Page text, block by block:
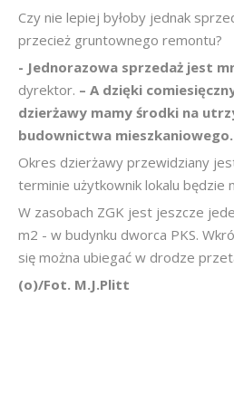
Czy nie lepiej byłoby jednak
przecież gruntownego remontu?
- Jednorazowa sprzedaż jest
dyrektor. – A dzięki
dzierżawy mamy środki na
budownictwa mieszkaniowego.
Okres dzierżawy przewidziany
terminie użytkownik lokalu będzie
W zasobach ZGK jest jeszcze
m2 - w budynku dworca PKS.
się można ubiegać w drodze
(o)/Fot. M.J.Plitt